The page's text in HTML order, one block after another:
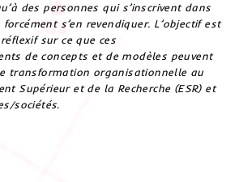
des personnes qui s’inscrivent dans
s’en revendiquer. L’objectif est
sur ce que ces
de concepts et de modèles peuvent
transformation organisationnelle au
Supérieur et de la Recherche (ESR) et
sociétés.